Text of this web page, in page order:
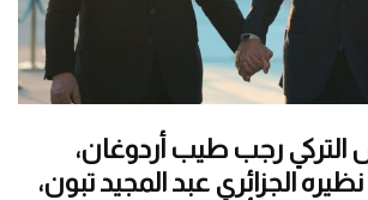
التركي رجب طيب أردوغان،
الجزائري عبد المجيد تبون،